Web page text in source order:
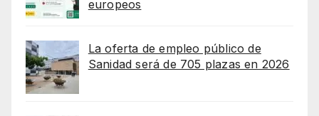
europeos
La oferta de empleo público de
Sanidad será de 705 plazas en 2026